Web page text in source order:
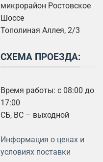
микрорайон Ростовское
Шоссе
Тополиная Аллея, 2/3
СХЕМА ПРОЕЗДА:
Время работы: с 08:00 до
17:00
СБ, ВС – выходной
Информация о ценах и
условиях поставки